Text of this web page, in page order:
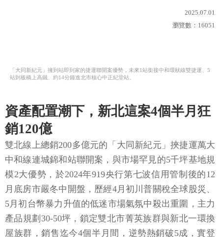
2025.07.01
瀏覽數： 16051
「大同新紀元」擁到站即到家的捷運聯開案優勢，未來1站銜接中和環狀線雙捷運、5
站到板橋上高鐵、約14分鐘進北市核心中正紀堂站。
資產配置潮下，新北這案4個半月狂
銷120億
雙北線上總銷200多億元的「大同新紀元」挾捷運萬大
中和線連城錦和站聯開案，與市場罕見的5千坪基地規
模2大優勢，於2024年919央行第七波信用管制後的12
月底房市嚴冬中開盤，歷經4月初川普關稅全球股災、
5月初台幣暴力升值的低迷市場氣氛中殺出重圍，主力
產品規劃30-50坪，鎖定雙北市菁英族群與新北一環換
屋族群，銷售迄今4個半月間，逆勢熱銷破5成，實登